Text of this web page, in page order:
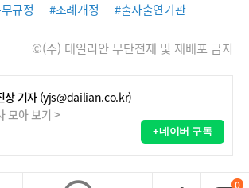
규정 #조례개정 #출자출연기관
©(주) 데일리안 무단전재 및 재배포 금지
상 기자 (yjs@dailian.co.kr)
모아 보기 >
+네이버 구독
0